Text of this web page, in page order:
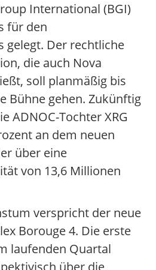
International (BGI)
für den
gelegt. Der rechtliche
die auch Nova
soll planmäßig bis
Bühne gehen. Zukünftig
ADNOC-Tochter XRG
an dem neuen
über eine
von 13,6 Millionen
verspricht der neue
Borouge 4. Die erste
laufenden Quartal